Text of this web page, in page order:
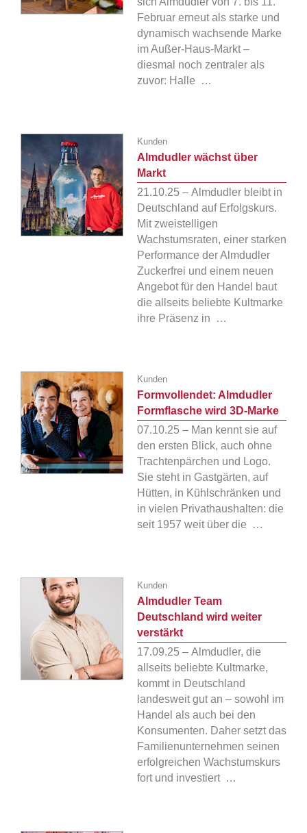
Februar erneut als starke und
dynamisch wachsende Marke
im Außer-Haus-Markt –
diesmal noch zentraler als
zuvor: Halle …
Kunden
Almdudler wächst über
Markt
21.10.25 – Almdudler bleibt in
Deutschland auf Erfolgskurs.
Mit zweistelligen
Wachstumsraten, einer starken
Performance der Almdudler
Zuckerfrei und einem neuen
Angebot für den Handel baut
die allseits beliebte Kultmarke
ihre Präsenz in …
Kunden
Formvollendet: Almdudler
Formflasche wird 3D-Marke
07.10.25 – Man kennt sie auf
den ersten Blick, auch ohne
Trachtenpärchen und Logo.
Sie steht in Gastgärten, auf
Hütten, in Kühlschränken und
in vielen Privathaushalten: die
seit 1957 weit über die …
Kunden
Almdudler Team
Deutschland wird weiter
verstärkt
17.09.25 – Almdudler, die
allseits beliebte Kultmarke,
kommt in Deutschland
landesweit gut an – sowohl im
Handel als auch bei den
Konsumenten. Daher setzt das
Familienunternehmen seinen
erfolgreichen Wachstumskurs
fort und investiert …